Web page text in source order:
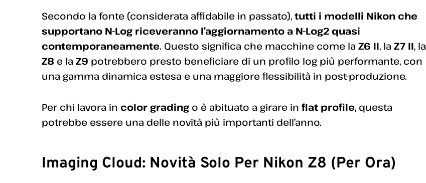
Secondo la fonte (considerata affidabile in passato), tutti i modelli Nikon che
supportano N-Log riceveranno l’aggiornamento a N-Log2 quasi
contemporaneamente. Questo significa che macchine come la Z6 II, la Z7 II, la
Z8 e la Z9 potrebbero presto beneficiare di un profilo log più performante, con
una gamma dinamica estesa e una maggiore flessibilità in post-produzione.
Per chi lavora in color grading o è abituato a girare in flat profile, questa
potrebbe essere una delle novità più importanti dell’anno.
Imaging Cloud: Novità Solo Per Nikon Z8 (per Ora)